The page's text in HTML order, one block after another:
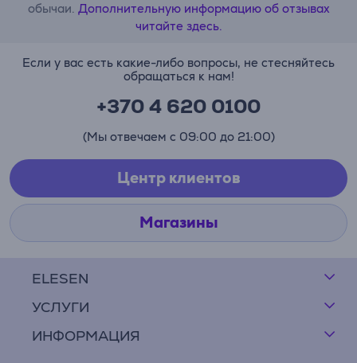
обычаи. Дополнительную информацию об отзывах
читайте здесь.
ELESEN
УСЛУГИ
ИНФОРМАЦИЯ
Если у вас есть какие-либо вопросы, не стесняйтесь
обращаться к нам!
+370 4 620 0100
(Мы отвечаем с 09:00 до 21:00)
Центр клиентов
Магазины